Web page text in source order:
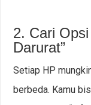
2. Cari
Darurat”
Setiap HP
berbeda. Kamu